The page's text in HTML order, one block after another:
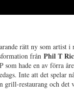
rätt ny som artist i
frånPhil T
som hade en av förra
Inte att det spelar
grill-restaurang och det